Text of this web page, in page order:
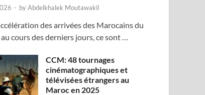
- byAbdelkhalek Moutawakil
des arrivées des Marocains du
cours des derniers jours, ce sont …
CCM: 48 tournages
cinématographiques et
télévisées étrangers au
Maroc en 2025